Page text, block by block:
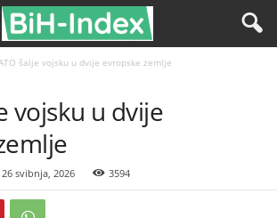
šalje vojsku u dvije evropske zemlje
vojsku u dvije
26 svibnja, 2026 3594